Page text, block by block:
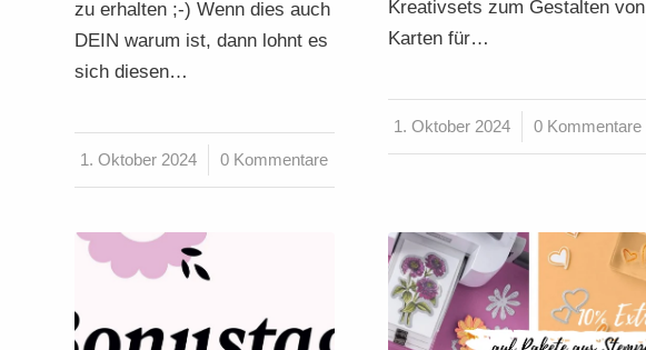
zu erhalten ;-) Wenn dies auch
DEIN warum ist, dann lohnt es
sich diesen…
1. Oktober 2024
/ 0 Kommentare
Kreativsets zum Gestalten von
Karten für…
1. Oktober 2024
/ 0 Kommentare